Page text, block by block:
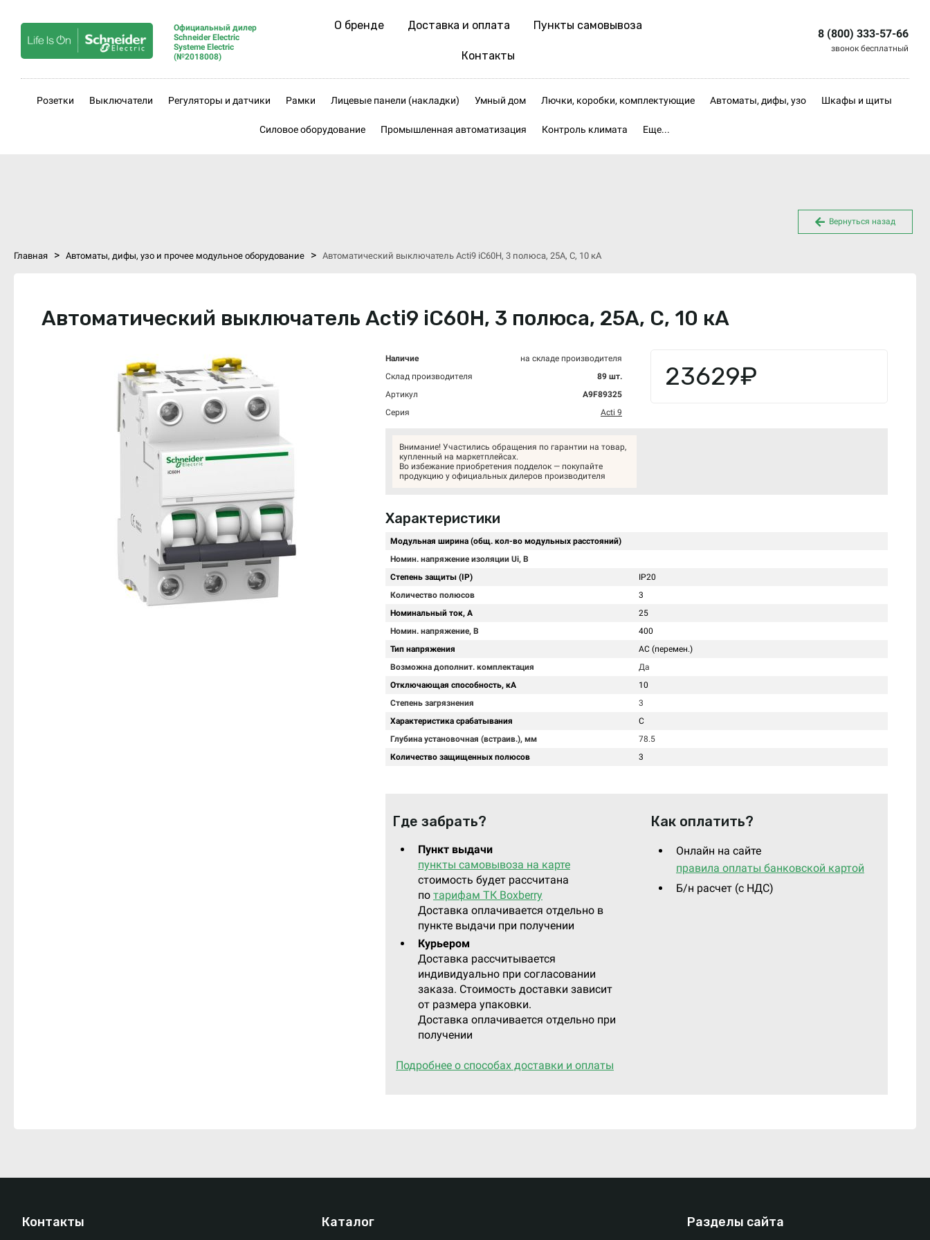
Официальный дилер
Schneider Electric
Systeme Electric
(№2018008)
О бренде Доставка и оплата Пункты самовывоза
Контакты
8 (800) 333-57-66
звонок бесплатный
Розетки Выключатели Регуляторы и датчики Рамки Лицевые панели (накладки) Умный дом Лючки, коробки, комплектующие Автоматы, дифы, узо Шкафы и щиты
Силовое оборудование Промышленная автоматизация Контроль климата Еще...
Вернуться назад
Главная > Автоматы, дифы, узо и прочее модульное оборудование > Автоматический выключатель Acti9 iC60H, 3 полюса, 25А, C, 10 кА
Автоматический выключатель Acti9 iC60H, 3 полюса, 25А, C, 10 кА
Наличие
на складе производителя
Склад производителя
89 шт.
Артикул
A9F89325
Серия
Acti 9
23629₽
Внимание! Участились обращения по гарантии на товар,
купленный на маркетплейсах.
Во избежание приобретения подделок — покупайте
продукцию у официальных дилеров производителя
Характеристики
Модульная ширина (общ. кол-во модульных расстояний)
Номин. напряжение изоляции Ui, В
Степень защиты (IP)
IP20
Количество полюсов
3
Номинальный ток, А
25
Номин. напряжение, В
400
Тип напряжения
AC (перемен.)
Возможна дополнит. комплектация
Да
Отключающая способность, кА
10
Степень загрязнения
3
Характеристика срабатывания
C
Глубина установочная (встраив.), мм
78.5
Количество защищенных полюсов
3
Где забрать?
Пункт выдачи
пункты самовывоза на карте
стоимость будет рассчитана
по тарифам ТК Boxberry
Доставка оплачивается отдельно в
пункте выдачи при получении
Курьером
Доставка рассчитывается
индивидуально при согласовании
заказа. Стоимость доставки зависит
от размера упаковки.
Доставка оплачивается отдельно при
получении
Подробнее о способах доставки и оплаты
Как оплатить?
Онлайн на сайте
правила оплаты банковской картой
Б/н расчет (c НДС)
Контакты Каталог Разделы сайта